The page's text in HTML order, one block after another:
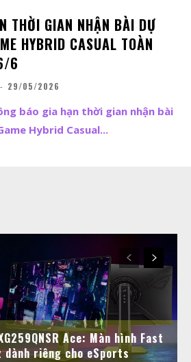
THỜI GIAN NHẬN BÀI DỰ
HYBRID CASUAL TOÀN
6
- 29/05/2026
báo gia hạn thời gian nhận bài
Hybrid Casual...
Ace: Màn hình Fast
dành riêng cho eSports